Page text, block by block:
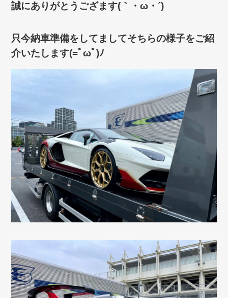
誠にありがとうござます(｀・ω・´)ゞ
只今納車準備をしてましてそちらの様子をご紹
介いたします(=ﾟωﾟ)ﾉ